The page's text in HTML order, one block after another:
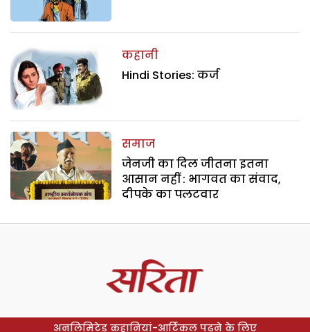
कहानी
Hindi Stories: कर्ज
समाज
जेनजी का दिल जीतना इतना
आसान नहीं : भागवत का संवाद,
दीपके का पलटवार
अनलिमिटेड कहानियां-आर्टिकल पढ़ने के लिए